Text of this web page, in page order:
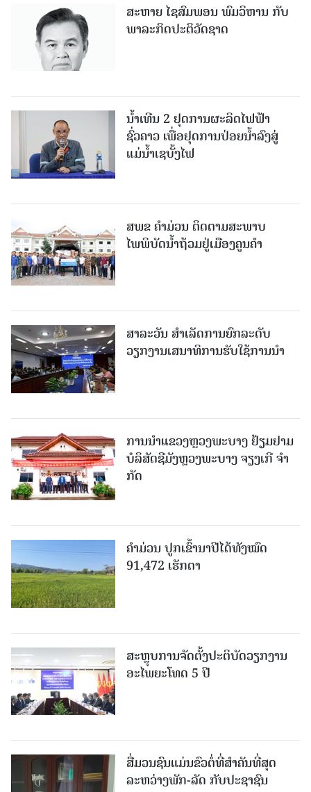
ສະຫາຍ ໄຊສົມພອນ ພົມວິຫານ ກັບ
ພາລະກິດປະຕິວັດຊາດ
ນໍ້າເທີນ 2 ຢຸດການຜະລິດໄຟຟ້າ
ຊົ່ວຄາວ ເພື່ອຢຸດການປ່ອຍນໍ້າລົງສູ່
ແມ່ນໍ້າເຊບັ້ງໄຟ
ສ​ພ​ຂ ຄໍາມ່ວນ ຕິດຕາມສະພາບ
ໄພພິບັດນໍ້າຖ້ວມຢູ່ເມືອງຄູນຄໍາ
ສາລະວັນ ສໍາເລັດການຍົກລະດັບ
ວຽກງານເສນາທິການຮັບໃຊ້ການນໍາ
ການນຳແຂວງຫຼວງພະບາງ ຢ້ຽມ​ຢາມ
ບໍ​ລິ​ສັດຊີມັງຫຼວງພະບາງ ຈຽງເກີ ຈໍາ
ກັດ
ຄໍາມ່ວນ ປູກເຂົ້ານາປີໄດ້ທັງໝົດ
91,472 ເຮັກຕາ
ສະຫຼຸບການຈັດຕັ້ງປະຕິບັດວຽກງານ
ອະໄພຍະໂທດ 5 ປີ
ສື່ມວນຊົນແມ່ນຂົວຕໍ່ທີ່ສໍາຄັນທີ່ສຸດ
ລະຫວ່າງພັກ-ລັດ ກັບປະຊາຊົນ